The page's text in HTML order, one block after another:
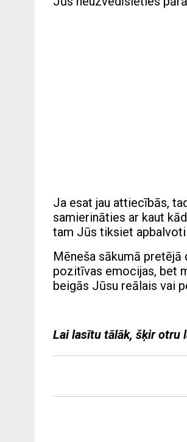
Ja esat jau attiecībās,
samierināties ar kaut
tam Jūs tiksiet
Mēneša sākumā
pozitīvas emocijas, bet
beigās Jūsu reālais vai
Lai lasītu tālāk, šķir otru